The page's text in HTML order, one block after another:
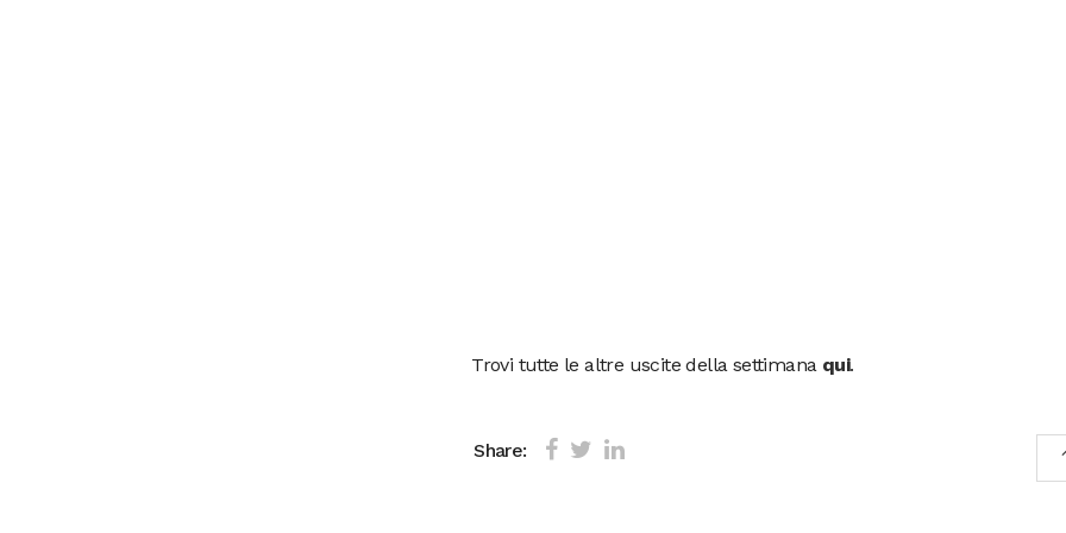
Trovi tutte le altre uscite della settimana qui.
Share: